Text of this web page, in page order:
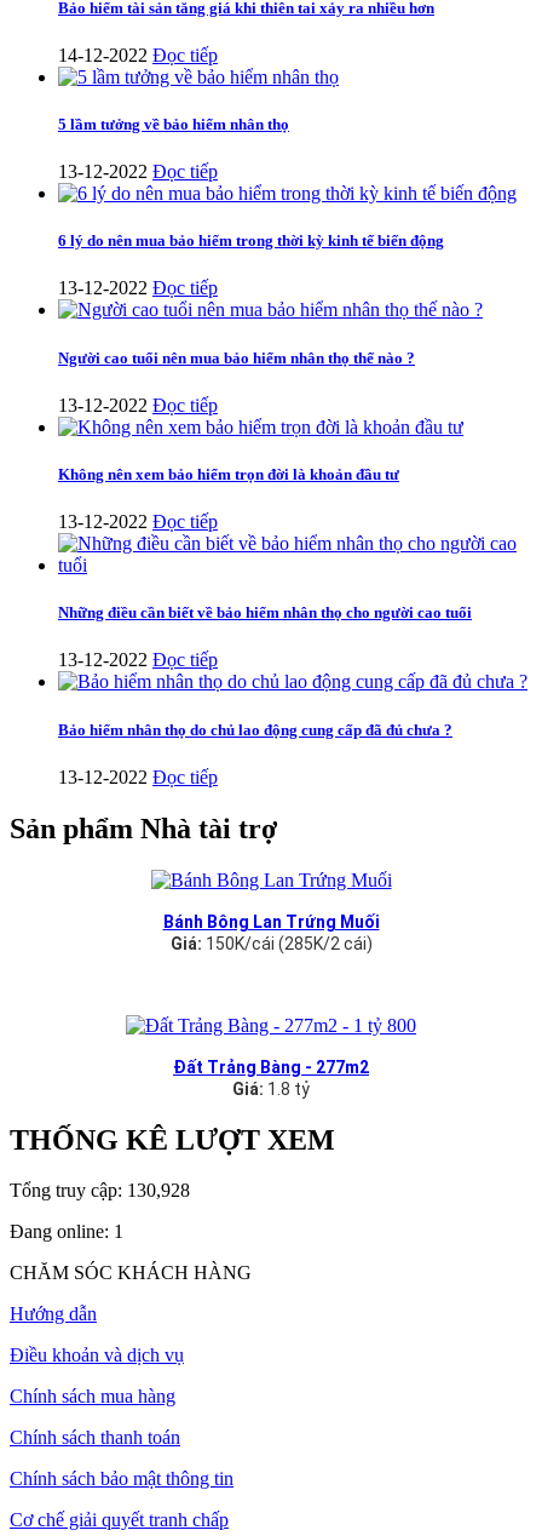
Bảo hiểm tài sản tăng giá khi thiên tai xảy ra nhiều hơn
14-12-2022 Đọc tiếp
5 lầm tưởng về bảo hiểm nhân thọ
13-12-2022 Đọc tiếp
6 lý do nên mua bảo hiểm trong thời kỳ kinh tế biến động
13-12-2022 Đọc tiếp
Người cao tuổi nên mua bảo hiểm nhân thọ thế nào ?
13-12-2022 Đọc tiếp
Không nên xem bảo hiểm trọn đời là khoản đầu tư
13-12-2022 Đọc tiếp
Những điều cần biết về bảo hiểm nhân thọ cho người cao tuổi
13-12-2022 Đọc tiếp
Bảo hiểm nhân thọ do chủ lao động cung cấp đã đủ chưa ?
13-12-2022 Đọc tiếp
Sản phẩm Nhà tài trợ
Bánh Bông Lan Trứng Muối
Giá: 150K/cái (285K/2 cái)
Đất Trảng Bàng - 277m2
Giá: 1.8 tỷ
THỐNG KÊ LƯỢT XEM
Tổng truy cập: 130,928
Đang online: 1
CHĂM SÓC KHÁCH HÀNG
Hướng dẫn
Điều khoản và dịch vụ
Chính sách mua hàng
Chính sách thanh toán
Chính sách bảo mật thông tin
Cơ chế giải quyết tranh chấp